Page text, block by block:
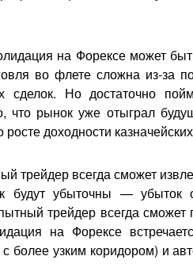
на Форексе может
во флете сложна из-за
сделок. Но достаточно
что рынок уже отыграл
доходности
трейдер всегда сможет
будут убыточны — убыток
трейдер всегда сможет
на Форексе
более узким коридором) и